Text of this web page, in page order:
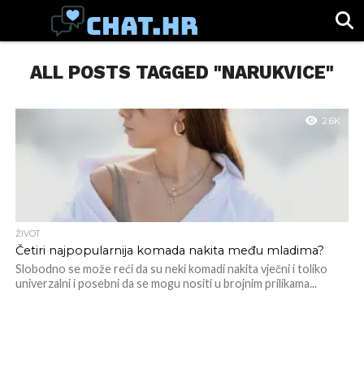
CHAT.HR
ZABAVA
ŽIVOT
VIRALNO
ALL POSTS TAGGED "NARUKVICE"
2.6K
ŽIVOT
Četiri najpopularnija komada nakita među mladima?
Slobodno se može reći da su neki komadi nakita vječni i toliko
univerzalni i posebni da se mogu nositi u brojnim prilikama...